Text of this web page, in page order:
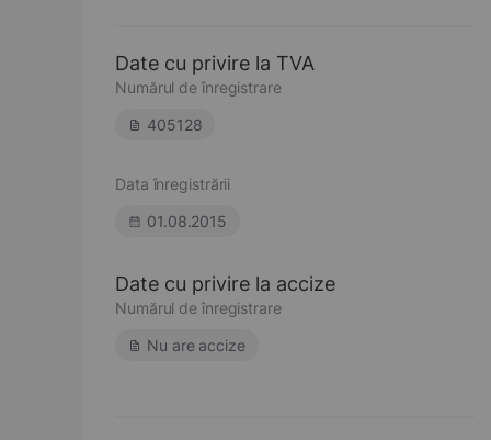
Date cu privire la TVA
Numărul de înregistrare
405128
Data înregistrării
01.08.2015
Date cu privire la accize
Numărul de înregistrare
Nu are accize